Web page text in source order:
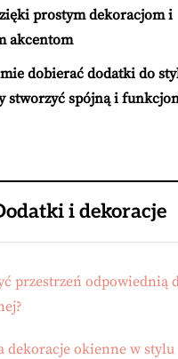
prostym dekoracjom i
akcentom
dobierać dodatki do
stworzyć spójną i
i dekoracje
przestrzeń odpowiednią
dekoracje okienne w stylu